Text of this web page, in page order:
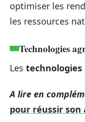
optimiser les
les ressources
Technologies
Les technologies
A lire en
pour réussir